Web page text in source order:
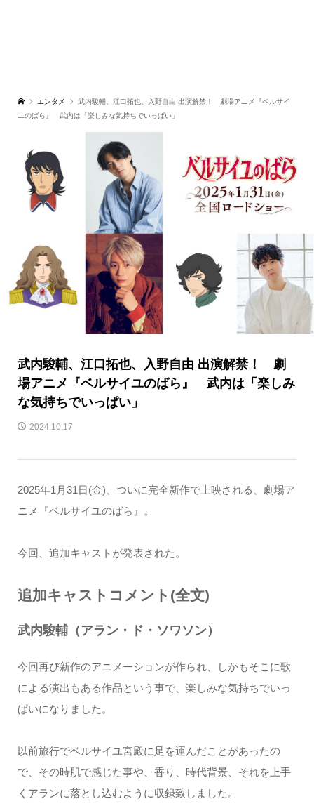
エンタメ
武内駿輔、江口拓也、入野自由 出演解禁！ 劇場アニメ『ベルサイ
ユのばら』 武内は「楽しみな気持ちでいっぱい」
武内駿輔、江口拓也、入野自由 出演解禁！ 劇
場アニメ『ベルサイユのばら』 武内は「楽しみ
な気持ちでいっぱい」
2024.10.17
2025年1月31日(金)、ついに完全新作で上映される、劇場ア
ニメ『ベルサイユのばら』。
今回、追加キャストが発表された。
追加キャストコメント(全文)
武内駿輔（アラン・ド・ソワソン）
今回再び新作のアニメーションが作られ、しかもそこに歌
による演出もある作品という事で、楽しみな気持ちでいっ
ぱいになりました。
以前旅行でベルサイユ宮殿に足を運んだことがあったの
で、その時肌で感じた事や、香り、時代背景、それを上手
くアランに落とし込むように収録致しました。